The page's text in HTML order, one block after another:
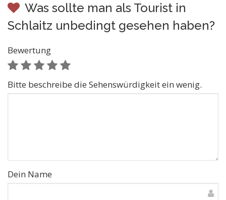
Was sollte man als Tourist in
Schlaitz unbedingt gesehen haben?
Bewertung
Bitte beschreibe die Sehenswürdigkeit ein wenig.
Dein Name